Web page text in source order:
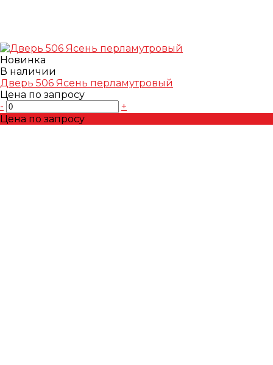
Новинка
В наличии
Дверь 506 Ясень перламутровый
Цена по запросу
-
+
Цена по запросу